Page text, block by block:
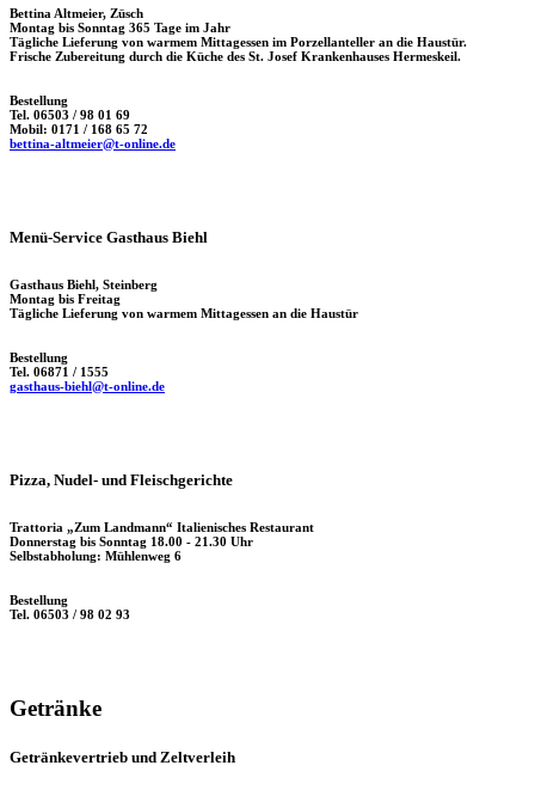
Bettina Altmeier, Züsch
Montag bis Sonntag 365 Tage im Jahr
Tägliche Lieferung von warmem Mittagessen im Porzellanteller an die Haustür.
Frische Zubereitung durch die Küche des St. Josef Krankenhauses Hermeskeil.
Bestellung
Tel. 06503 / 98 01 69
Mobil: 0171 / 168 65 72
bettina-altmeier@t-online.de
Menü-Service Gasthaus Biehl
Gasthaus Biehl, Steinberg
Montag bis Freitag
Tägliche Lieferung von warmem Mittagessen an die Haustür
Bestellung
Tel. 06871 / 1555
gasthaus-biehl@t-online.de
Pizza, Nudel- und Fleischgerichte
Trattoria „Zum Landmann“ Italienisches Restaurant
Donnerstag bis Sonntag 18.00 - 21.30 Uhr
Selbstabholung: Mühlenweg 6
Bestellung
Tel. 06503 / 98 02 93
Getränke
Getränkevertrieb und Zeltverleih